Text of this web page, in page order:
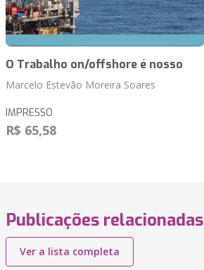
O Trabalho on/offshore é nosso
Marcelo Estevão Moreira Soares
IMPRESSO
R$ 65,58
Publicações relacionadas
Ver a lista completa